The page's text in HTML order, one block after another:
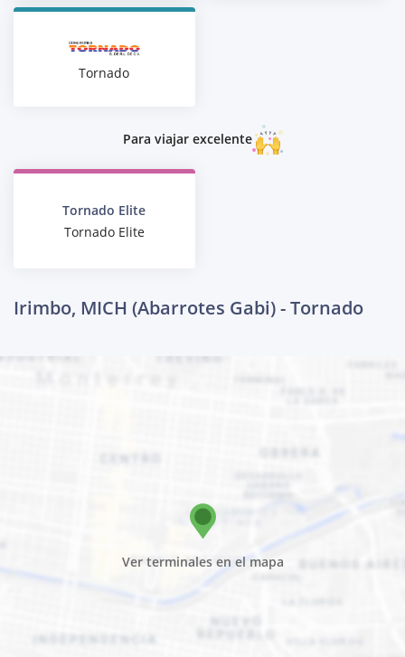
Tornado
Para viajar excelente
Tornado Elite
Tornado Elite
Irimbo, MICH (Abarrotes Gabi) - Tornado
Ver terminales en el mapa